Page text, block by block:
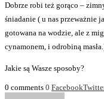
Dobrze robi też gorąco –
śniadanie ( u nas przeważnie
gotowana na wodzie, ale z
cynamonem, i odrobiną
Jakie są Wasze sposoby?
0 comments 0 Facebook